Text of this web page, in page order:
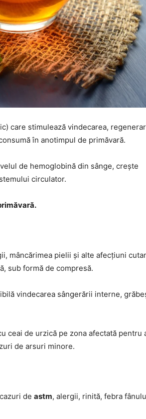
care stimulează vindecarea,
în anotimpul de primăvară.
de hemoglobină din sânge, crește
circulator.
mâncărimea pielii și alte afecțiuni
sub formă de compresă.
vindecarea sângerării interne,
ceai de urzică pe zona afectată pentru
de arsuri minore.
de astm, alergii, rinită, febra